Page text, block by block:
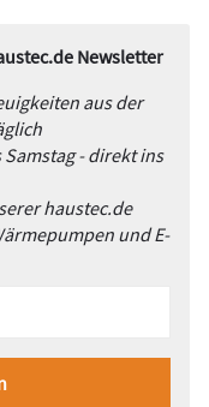
Newsletter
aus der
- direkt ins
haustec.de
und E-